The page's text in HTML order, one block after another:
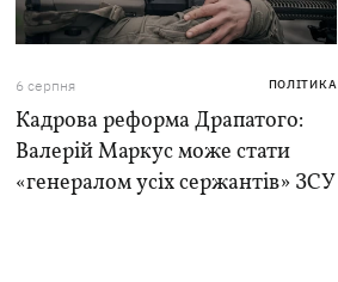
6 серпня ПОЛІТИКА
Кадрова реформа Драпатого:
Валерій Маркус може стати
«генералом усіх сержантів» ЗСУ